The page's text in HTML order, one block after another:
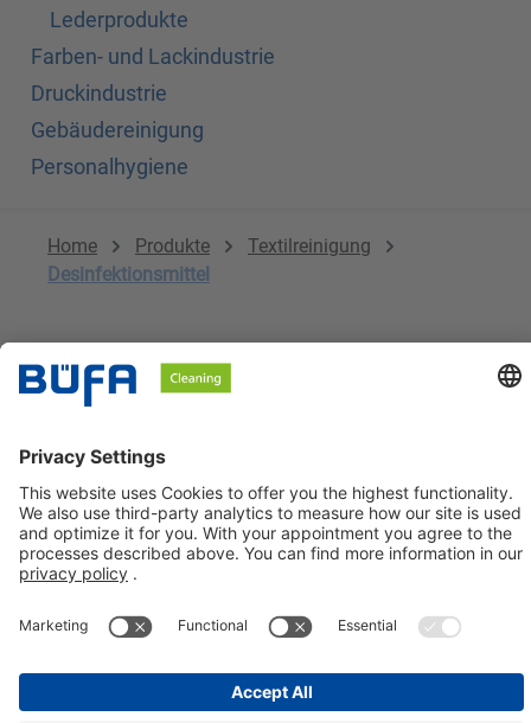
Lederprodukte
Farben- und Lackindustrie
Druckindustrie
Gebäudereinigung
Personalhygiene
Home Produkte
Textilreinigung
Desinfektionsmittel
Keine Produkte gefunden.
BÜFA Cleaning GmbH & Co. KG
Informationen